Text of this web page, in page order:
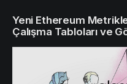
Yeni Ethereum
Çalışma Tabloları ve